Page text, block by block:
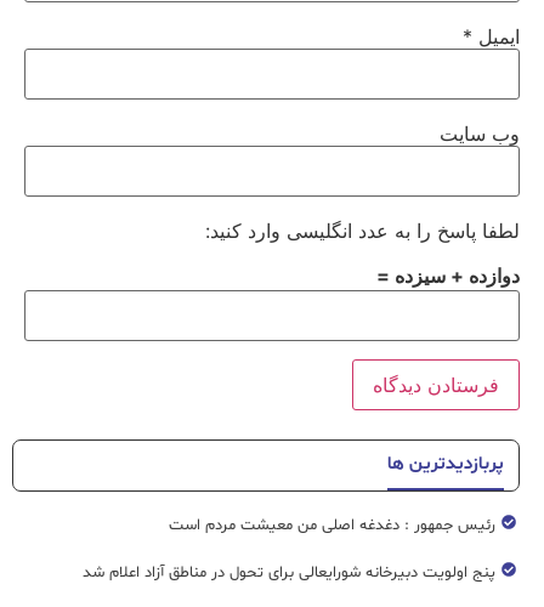
ایمیل *
وب‌ سایت
لطفا پاسخ را به عدد انگلیسی وارد کنید:
دوازده + سیزده =
پربازدیدترین ها
رئیس جمهور : دغدغه اصلی من معیشت مردم است
پنج اولویت دبیرخانه شورایعالی برای تحول در مناطق آزاد اعلام شد